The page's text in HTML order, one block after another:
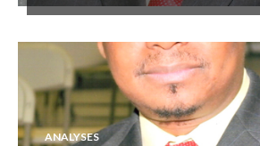
ANALYSES